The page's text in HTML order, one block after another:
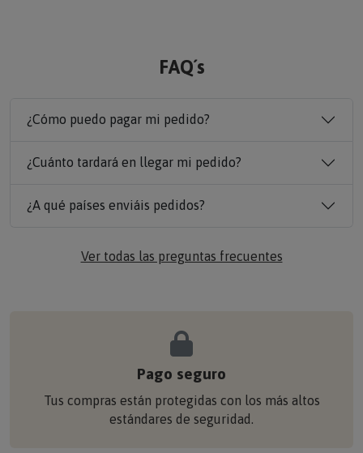
FAQ´s
¿Cómo puedo pagar mi pedido?
¿Cuánto tardará en llegar mi pedido?
¿A qué países enviáis pedidos?
Ver todas las preguntas frecuentes
Pago seguro
Tus compras están protegidas con los más altos
estándares de seguridad.